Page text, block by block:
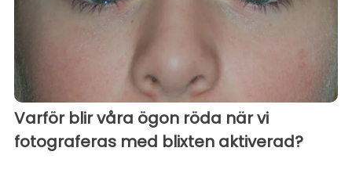
Varför blir våra ögon röda när vi
fotograferas med blixten aktiverad?